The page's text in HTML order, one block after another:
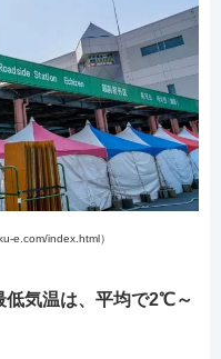
e.com/index.html）
低気温は、平均で2℃～